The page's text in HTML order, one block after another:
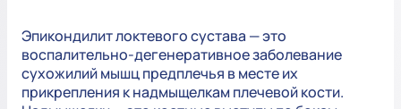
Эпикондилит локтевого сустава — это
воспалительно-дегенеративное заболевание
сухожилий мышц предплечья в месте их
прикрепления к надмыщелкам плечевой кости.